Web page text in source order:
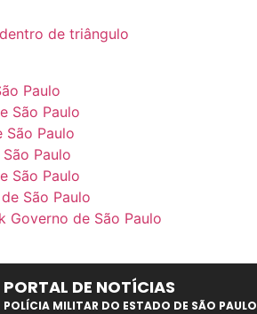
PORTAL DE NOTÍCIAS
POLÍCIA MILITAR DO ESTADO DE SÃO PAULO